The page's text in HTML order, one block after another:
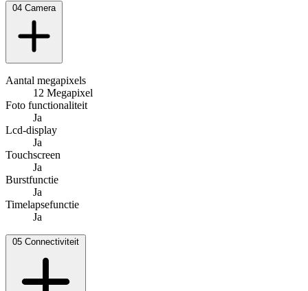
04 Camera
Aantal megapixels
12 Megapixel
Foto functionaliteit
Ja
Lcd-display
Ja
Touchscreen
Ja
Burstfunctie
Ja
Timelapsefunctie
Ja
05 Connectiviteit